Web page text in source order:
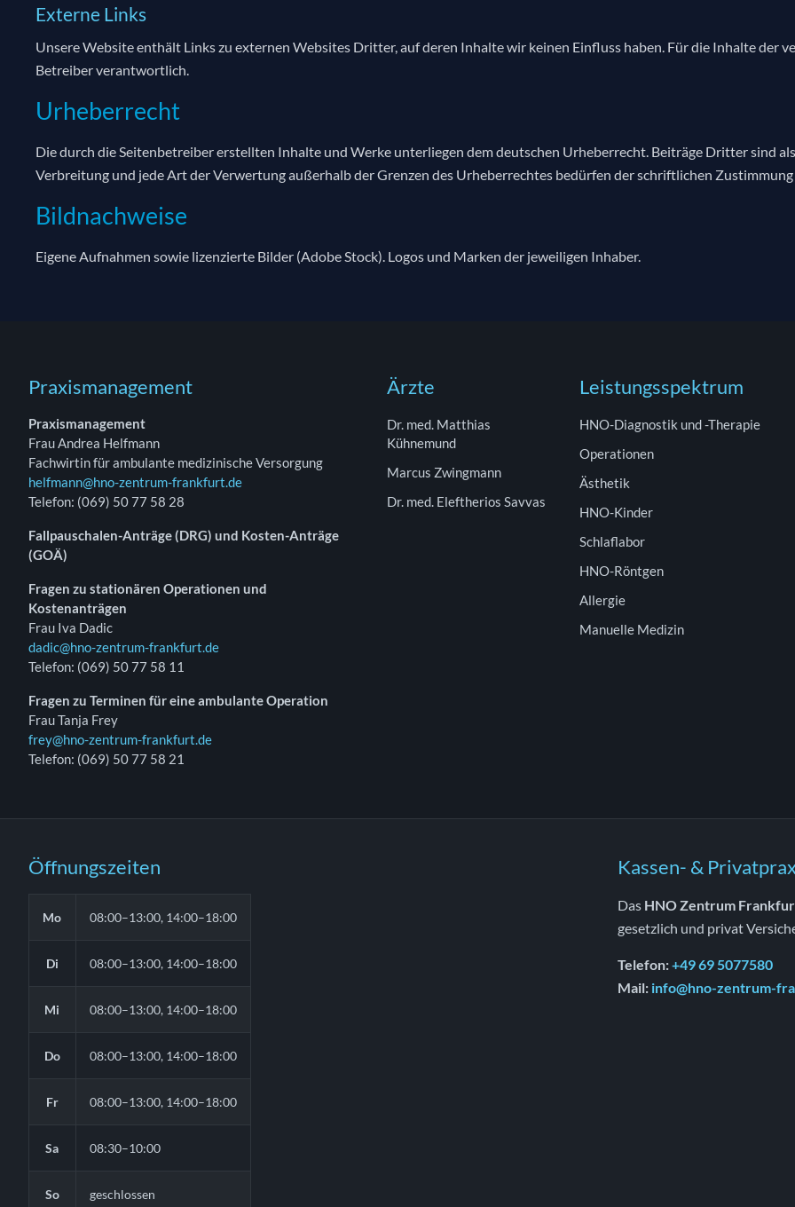
Externe Links
Unsere Website enthält Links zu externen Websites Dritter, auf deren Inhalte wir keinen Einfluss haben. Für die Inhalte der
Betreiber verantwortlich.
Urheberrecht
Die durch die Seitenbetreiber erstellten Inhalte und Werke unterliegen dem deutschen Urheberrecht. Beiträge Dritter sind
Verbreitung und jede Art der Verwertung außerhalb der Grenzen des Urheberrechtes bedürfen der schriftlichen
Bildnachweise
Eigene Aufnahmen sowie lizenzierte Bilder (Adobe Stock). Logos und Marken der jeweiligen Inhaber.
Praxismanagement
Praxismanagement
Frau Andrea Helfmann
Fachwirtin für ambulante medizinische Versorgung
helfmann@hno-zentrum-frankfurt.de
Telefon: (069) 50 77 58 28
Fallpauschalen-Anträge (DRG) und Kosten-Anträge
(GOÄ)
Fragen zu stationären Operationen und
Kostenanträgen
Frau Iva Dadic
dadic@hno-zentrum-frankfurt.de
Telefon: (069) 50 77 58 11
Fragen zu Terminen für eine ambulante Operation
Frau Tanja Frey
frey@hno-zentrum-frankfurt.de
Telefon: (069) 50 77 58 21
Ärzte
Dr. med. Matthias
Kühnemund
Marcus Zwingmann
Dr. med. Eleftherios Savvas
Leistungsspektrum
HNO-Diagnostik und -Therapie
Operationen
Ästhetik
HNO-Kinder
Schlaflabor
HNO-Röntgen
Allergie
Manuelle Medizin
Öffnungszeiten
Mo 08:00–13:00, 14:00–18:00
Di 08:00–13:00, 14:00–18:00
Mi 08:00–13:00, 14:00–18:00
Do 08:00–13:00, 14:00–18:00
Fr 08:00–13:00, 14:00–18:00
Sa 08:30–10:00
So geschlossen
Kassen- &
Das HNO Zentrum
gesetzlich und privat
Telefon:+49 69 5077580
Mail: info@hno-zentrum-